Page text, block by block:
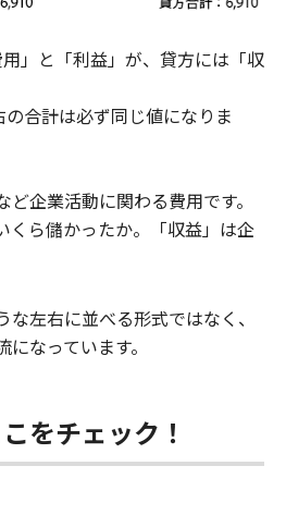
」と「利益」が、貸方には「収
合計は必ず同じ値になりま
ど企業活動に関わる費用です。
くら儲かったか。「収益」は企
左右に並べる形式ではなく、
なっています。
をチェック！